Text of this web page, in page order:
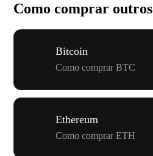
Como comprar
Bitcoin
Como comprar BTC
Ethereum
Como comprar ETH